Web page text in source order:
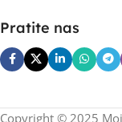
Pratite nas
Copyright © 2025